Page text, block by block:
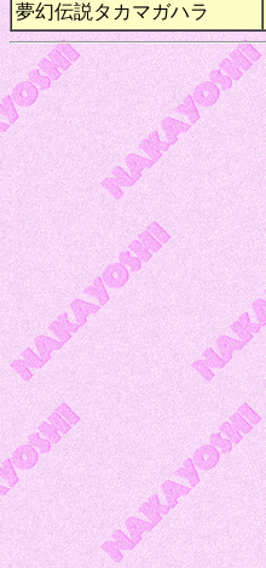
夢幻伝説タカマガハラ